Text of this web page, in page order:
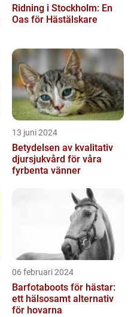
Ridning i Stockholm: En
Oas för Hästälskare
13 juni 2024
Betydelsen av kvalitativ
djursjukvård för våra
fyrbenta vänner
06 februari 2024
Barfotaboots för hästar:
ett hälsosamt alternativ
för hovarna